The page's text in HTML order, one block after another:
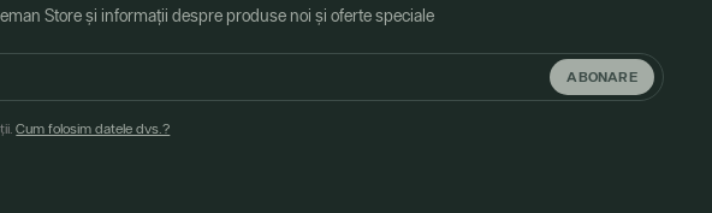
Store și informații despre produse noi și oferte speciale
ABONARE
Cum folosim datele dvs.?